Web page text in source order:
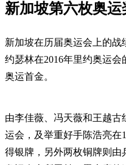
新加坡第六枚奥运
新加坡在历届奥运会上的战
约瑟林在2016年里约奥运
奥运首金。
由李佳薇、冯天薇和王越古
运会，及举重好手陈浩亮在
得银牌，另外两枚铜牌则由